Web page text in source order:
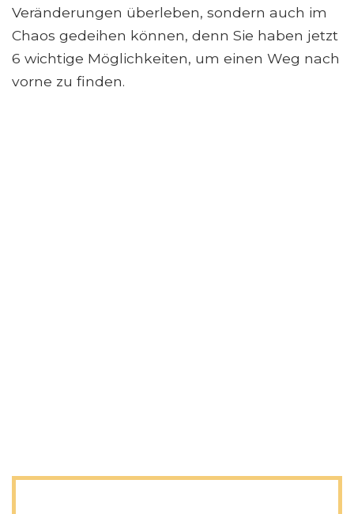
Veränderungen überleben, sondern auch im
Chaos gedeihen können, denn Sie haben jetzt
6 wichtige Möglichkeiten, um einen Weg nach
vorne zu finden.